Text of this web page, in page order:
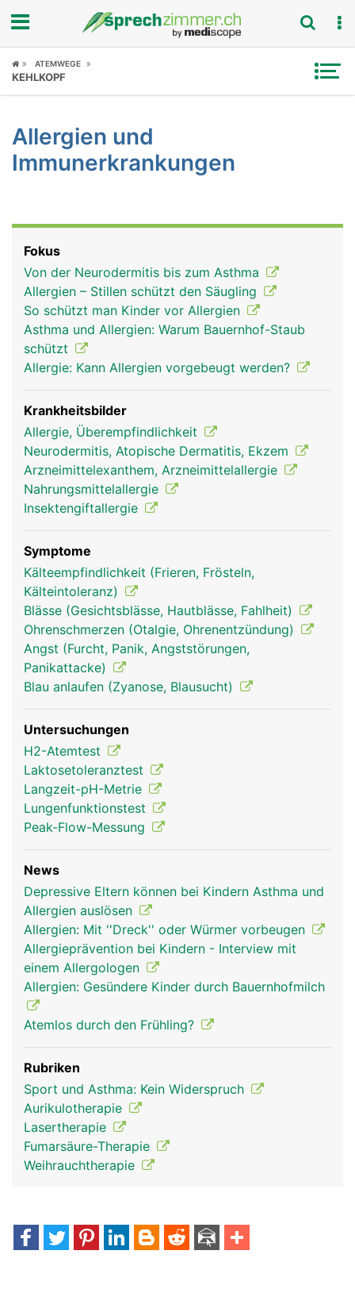
Fokus
Symptome
Ratgeber
Rubriken
ATEMWEGE
KEHLKOPF
Allergien und
Immunerkrankungen
Fokus
Von der Neurodermitis bis zum Asthma
Allergien – Stillen schützt den Säugling
So schützt man Kinder vor Allergien
Asthma und Allergien: Warum Bauernhof-Staub
schützt
Allergie: Kann Allergien vorgebeugt werden?
Krankheitsbilder
Allergie, Überempfindlichkeit
Neurodermitis, Atopische Dermatitis, Ekzem
Arzneimittelexanthem, Arzneimittelallergie
Nahrungsmittelallergie
Insektengiftallergie
Symptome
Kälteempfindlichkeit (Frieren, Frösteln,
Kälteintoleranz)
Blässe (Gesichtsblässe, Hautblässe, Fahlheit)
Ohrenschmerzen (Otalgie, Ohrenentzündung)
Angst (Furcht, Panik, Angststörungen,
Panikattacke)
Blau anlaufen (Zyanose, Blausucht)
Untersuchungen
H2-Atemtest
Laktosetoleranztest
Langzeit-pH-Metrie
Lungenfunktionstest
Peak-Flow-Messung
News
Depressive Eltern können bei Kindern Asthma und
Allergien auslösen
Allergien: Mit ''Dreck'' oder Würmer vorbeugen
Allergieprävention bei Kindern - Interview mit
einem Allergologen
Allergien: Gesündere Kinder durch Bauernhofmilch
Atemlos durch den Frühling?
Rubriken
Sport und Asthma: Kein Widerspruch
Aurikulotherapie
Lasertherapie
Fumarsäure-Therapie
Weihrauchtherapie